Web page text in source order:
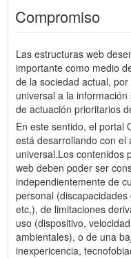
Compromiso
Las estructuras web
importante como medio
de la sociedad actual,
universal a la
de actuación prioritarios
En este sentido, el portal
está desarrollando con el
universal.Los contenidos
web deben poder ser
independientemente de
personal
etc,), de limitaciones
uso (dispositivo,
ambientales), o de una
inexpericencia,